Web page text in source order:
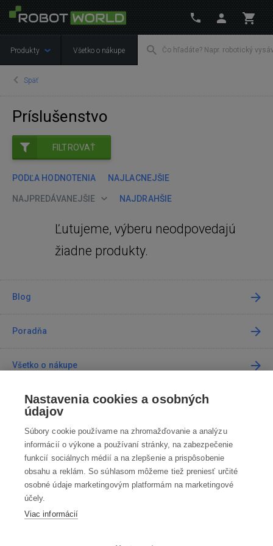
Produkty Všetko o nákupe
Späť
Príslušenstvo
FILTROVAŤ
PODĽA HODNOTENIA NAJLACNEJŠIE
NAJPREDÁVANEJŠIE NAJDRAHŠIE
Ľutujeme, výberu neodpovedajú
žiadne produkty.
Blog
Poradňa
Všetko o nákupe
Predajne
Kontakt
Kontaktujte nás
info@robotworld.sk
02 / 205 103 00
Nastavenia cookies a osobných
údajov
Súbory cookie používame na zhromažďovanie a analýzu
informácií o výkone a používaní stránky, na zabezpečenie
funkcií sociálnych médií a na zlepšenie a prispôsobenie
obsahu a reklám. So súhlasom môžeme tiež preniesť určité
osobné údaje marketingovým platformám na marketingové
účely.
Viac informácií